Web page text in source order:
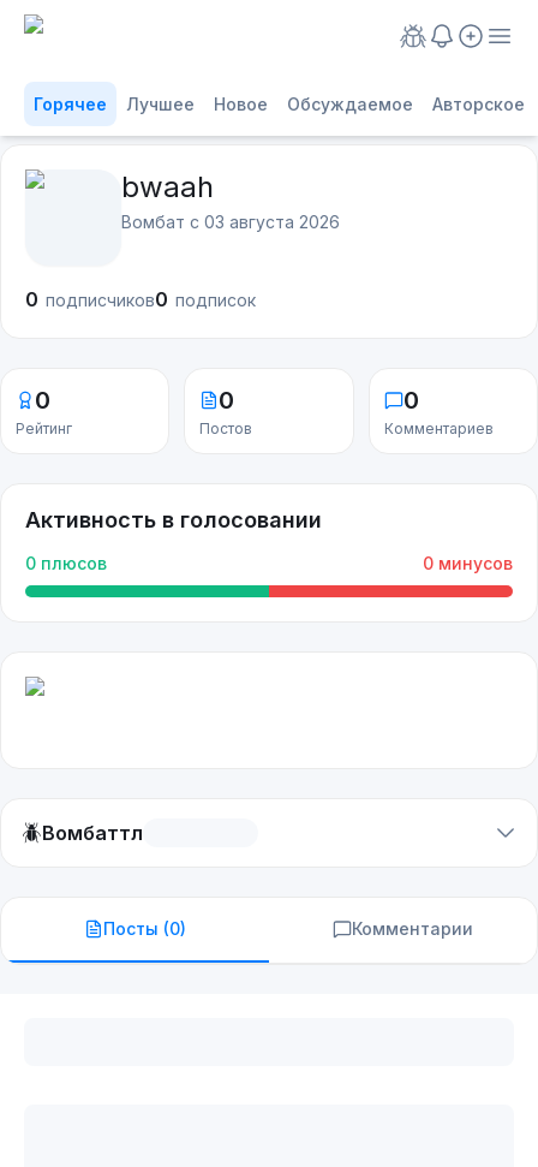
Горячее Лучшее Новое Обсуждаемое Авторское
bwaah
Вомбат с 03 августа 2026
0 подписчиков0 подписок
0
Рейтинг
0
Постов
0
Комментариев
Активность в голосовании
0 плюсов 0 минусов
🪲Вомбаттл
Посты (0) Комментарии